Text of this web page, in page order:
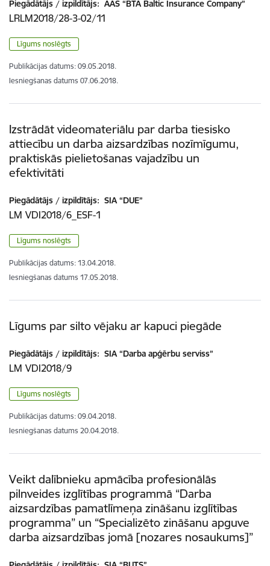
Piegādātājs / izpildītājs: AAS “BTA Baltic Insurance Company”
LRLM2018/28-3-02/11
Līgums noslēgts
Publikācijas datums: 09.05.2018.
Iesniegšanas datums 07.06.2018.
Izstrādāt videomateriālu par darba tiesisko
attiecību un darba aizsardzības nozīmīgumu,
praktiskās pielietošanas vajadzību un
efektivitāti
Piegādātājs / izpildītājs: SIA “DUE”
LM VDI2018/6_ESF-1
Līgums noslēgts
Publikācijas datums: 13.04.2018.
Iesniegšanas datums 17.05.2018.
Līgums par silto vējaku ar kapuci piegāde
Piegādātājs / izpildītājs: SIA “Darba apģērbu serviss”
LM VDI2018/9
Līgums noslēgts
Publikācijas datums: 09.04.2018.
Iesniegšanas datums 20.04.2018.
Veikt dalībnieku apmācība profesionālās
pilnveides izglītības programmā “Darba
aizsardzības pamatlīmeņa zināšanu izglītības
programma” un “Specializēto zināšanu apguve
darba aizsardzības jomā [nozares nosaukums]”